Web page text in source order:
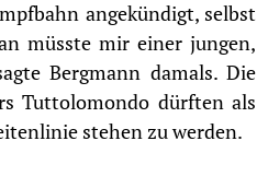
angekündigt, selbst
müsste mir einer jungen,
Bergmann damals. Die
Tuttolomondo dürften als
stehen zu werden.